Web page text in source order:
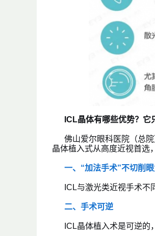
ICL晶体有哪些优势？它
佛山爱尔眼科医院（总
晶体植入式从高度近视首选
一、“加法手术”不切削
ICL与激光类近视手术不
二、手术可逆
ICL晶体植入术是可逆的